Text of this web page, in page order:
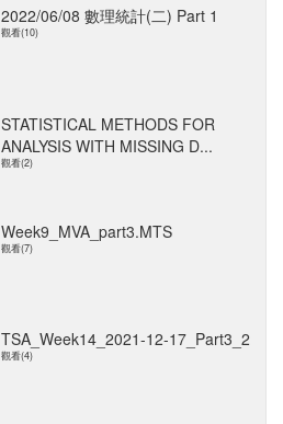
2022/06/08 數理統計(二) Part 1
觀看(10)
STATISTICAL METHODS FOR
ANALYSIS WITH MISSING D...
觀看(2)
Week9_MVA_part3.MTS
觀看(7)
TSA_Week14_2021-12-17_Part3_2
觀看(4)